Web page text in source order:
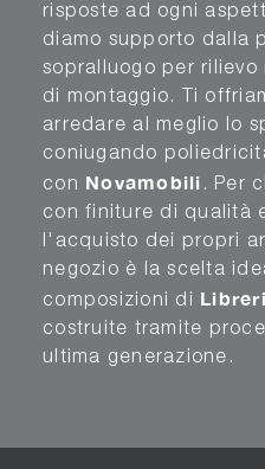
risposte ad ogni
diamo supporto dalla
sopralluogo per rilievo
di montaggio. Ti
arredare al meglio lo
coniugando
con Novamobili . Per
con finiture di qualità
l'acquisto dei propri
negozio è la scelta
composizioni di
costruite tramite
ultima generazione.